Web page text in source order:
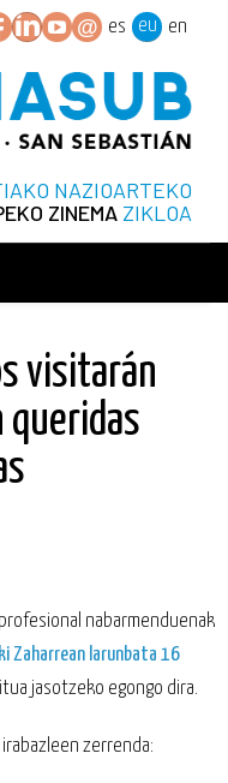
es eu en
NAZIOARTEKO
ZINEMA ZIKLOA
visitarán
queridas
nabarmenduenak
Zaharrean larunbata 16
jasotzeko egongo dira.
zerrenda: